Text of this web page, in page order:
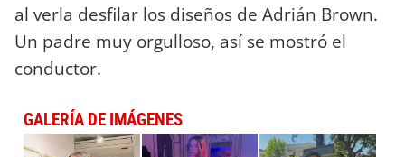
al verla desfilar los diseños de Adrián Brown.
Un padre muy orgulloso, así se mostró el
conductor.
GALERÍA DE IMÁGENES